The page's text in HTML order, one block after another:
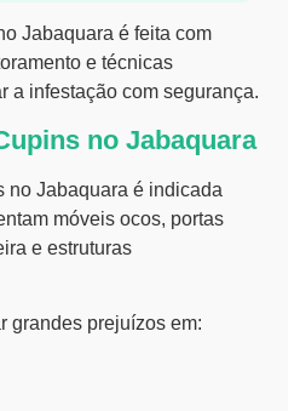
Jabaquara é feita com
e técnicas
a infestação com segurança.
no Jabaquara
no Jabaquara é indicada
móveis ocos, portas
e estruturas
grandes prejuízos em: